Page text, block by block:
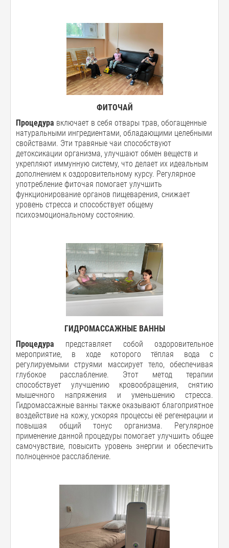
ФИТОЧАЙ
Процедура включает в себя отвары трав, обогащенные
натуральными ингредиентами, обладающими целебными
свойствами. Эти травяные чаи способствуют
детоксикации организма, улучшают обмен веществ и
укрепляют иммунную систему, что делает их идеальным
дополнением к оздоровительному курсу. Регулярное
употребление фиточая помогает улучшить
функционирование органов пищеварения, снижает
уровень стресса и способствует общему
психоэмоциональному состоянию.
ГИДРОМАССАЖНЫЕ ВАННЫ
Процедура представляет собой оздоровительное
мероприятие, в ходе которого тёплая вода с
регулируемыми струями массирует тело, обеспечивая
глубокое расслабление. Этот метод терапии
способствует улучшению кровообращения, снятию
мышечного напряжения и уменьшению стресса.
Гидромассажные ванны также оказывают благоприятное
воздействие на кожу, ускоряя процессы её регенерации и
повышая общий тонус организма. Регулярное
применение данной процедуры помогает улучшить общее
самочувствие, повысить уровень энергии и обеспечить
полноценное расслабление.